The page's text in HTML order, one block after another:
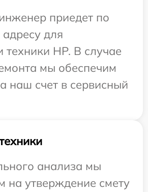
приедет по
для
техники HP. В случае
мы обеспечим
наш счет в сервисный
анализа мы
на утверждение смету